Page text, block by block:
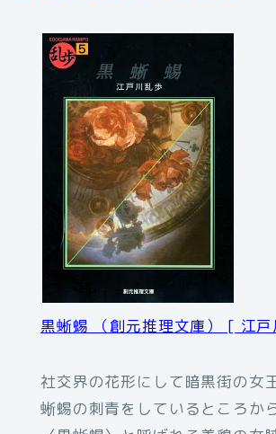
黒蜥蜴 （創元推理文庫） [ 江
社交界の花形にして暗黒街の女
蜥蜴の刺青をしているところか